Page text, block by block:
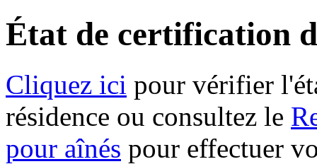
État de certification
Cliquez ici pour vérifier
résidence ou consultez le
pour aînés pour effectuer